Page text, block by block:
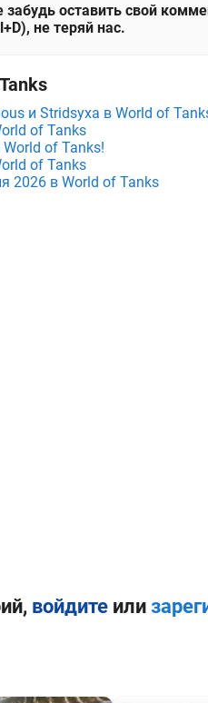
забудь оставить свой
не теряй нас.
и Stridsyxa в World of
of Tanks
of Tanks!
of Tanks
2026 в World of Tanks
войдитеили